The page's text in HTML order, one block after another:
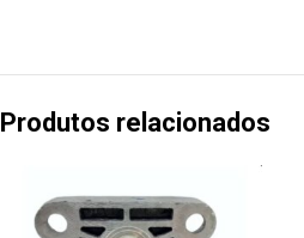
Produtos relacionados